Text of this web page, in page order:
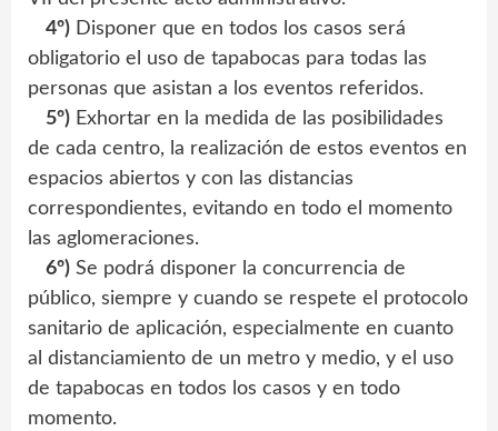
4º) Disponer que en todos los casos será
obligatorio el uso de tapabocas para todas las
personas que asistan a los eventos referidos.
5º) Exhortar en la medida de las posibilidades
de cada centro, la realización de estos eventos en
espacios abiertos y con las distancias
correspondientes, evitando en todo el momento
las aglomeraciones.
6º) Se podrá disponer la concurrencia de
público, siempre y cuando se respete el protocolo
sanitario de aplicación, especialmente en cuanto
al distanciamiento de un metro y medio, y el uso
de tapabocas en todos los casos y en todo
momento.